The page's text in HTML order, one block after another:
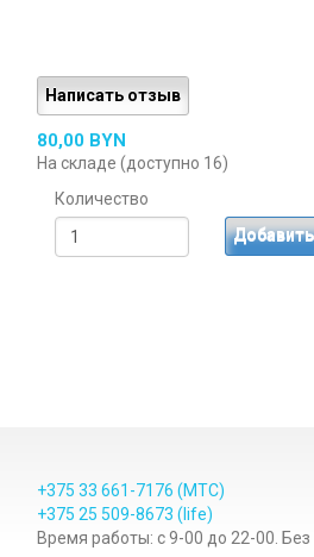
Написать отзыв
80,00 BYN
На складе (доступно 16)
Количество
+375 33 661-7176 (МТС)
+375 25 509-8673 (life)
Время работы: с 9-00 до 22-00. Без